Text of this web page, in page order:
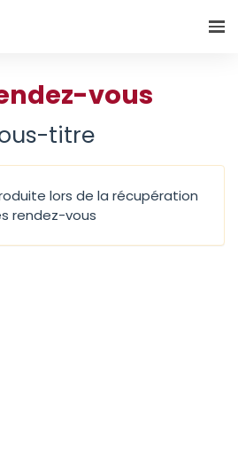
vous
titre
lors de la récupération
rendez-vous